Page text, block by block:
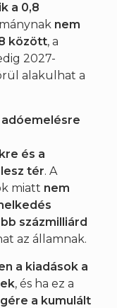
a 0,8
nem
között, a
2027-
alakulhat a
adóemelésre
és a
tér. A
miatt nem
százmilliárd
az államnak.
a kiadások a
, és ha ez a
a kumulált